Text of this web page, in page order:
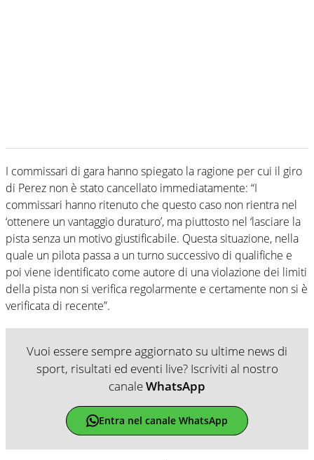
I commissari di gara hanno spiegato la ragione per cui il giro
di Perez non è stato cancellato immediatamente: “I
commissari hanno ritenuto che questo caso non rientra nel
‘ottenere un vantaggio duraturo’, ma piuttosto nel ‘lasciare la
pista senza un motivo giustificabile. Questa situazione, nella
quale un pilota passa a un turno successivo di qualifiche e
poi viene identificato come autore di una violazione dei limiti
della pista non si verifica regolarmente e certamente non si è
verificata di recente”.
Vuoi essere sempre aggiornato su ultime news di
sport, risultati ed eventi live? Iscriviti al nostro
canaleWhatsApp
Entra nel canale WhatsApp